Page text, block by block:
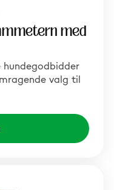
med
hundegodbidder
valg til